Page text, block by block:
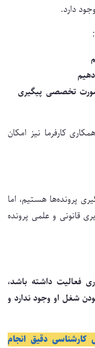
دارد.
تخصصی پیگیری
کارفرما نیز امکان
پرونده‌ها هستیم، اما
قانونی و علمی پرونده
فعالیت داشته باشد،
شغل او وجود ندارد و
کارشناسی دقیق انجام